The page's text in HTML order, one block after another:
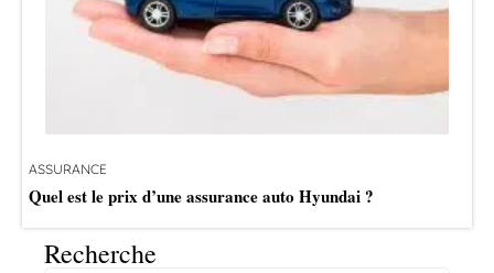
ASSURANCE
Quel est le prix d’une assurance auto Hyundai ?
Recherche